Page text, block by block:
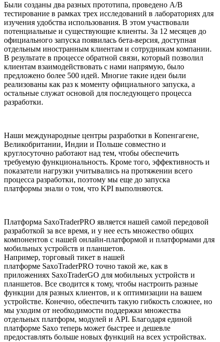
Были созданы два разных прототипа, проведено A/B
тестирование в рамках трех исследований в лабораториях для
изучения удобства использования. В этом участвовали
потенциальные и существующие клиенты. За 12 месяцев до
официального запуска появилась бета-версия, доступная
отдельным иностранным клиентам и сотрудникам компании.
В результате в процессе обратной связи, который позволил
клиентам взаимодействовать с нами напрямую, было
предложено более 500 идей. Многие такие идеи были
реализованы как раз к моменту официального запуска, а
остальные служат основой для последующего процесса
разработки.
Наши международные центры разработки в Копенгагене,
Великобритании, Индии и Польше совместно и
круглосуточно работают над тем, чтобы обеспечить
требуемую функциональность. Кроме того, эффективность и
показатели нагрузки учитывались на протяжении всего
процесса разработки, поэтому мы еще до запуска
платформы знали о том, что KPI выполняются.
Платформа SaxoTraderPRO является нашей самой передовой
разработкой за все время, и у нее есть множество общих
компонентов с нашей онлайн-платформой и платформами для
мобильных устройств и планшетов.
Например, торговый тикет в нашей
платформе SaxoTraderPRO точно такой же, как в
приложениях SaxoTraderGO для мобильных устройств и
планшетов. Все сводится к тому, чтобы настроить разные
функции для разных клиентов, и к оптимизации на вашем
устройстве. Конечно, обеспечить такую гибкость сложнее, но
мы уходим от необходимости поддержки множества
отдельных платформ, модулей и API. Благодаря единой
платформе Saxo теперь может быстрее и дешевле
предоставлять больше новых функций на всех устройствах.